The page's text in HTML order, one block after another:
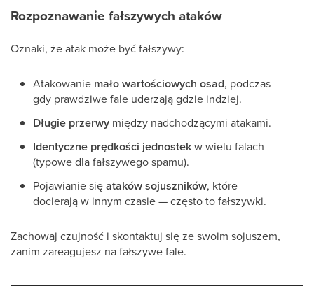
Rozpoznawanie fałszywych ataków
Oznaki, że atak może być fałszywy:
Atakowanie mało wartościowych osad, podczas
gdy prawdziwe fale uderzają gdzie indziej.
Długie przerwy między nadchodzącymi atakami.
Identyczne prędkości jednostekw wielu falach
(typowe dla fałszywego spamu).
Pojawianie sięataków sojuszników, które
docierają w innym czasie — często to fałszywki.
Zachowaj czujność i skontaktuj się ze swoim sojuszem,
zanim zareagujesz na fałszywe fale.